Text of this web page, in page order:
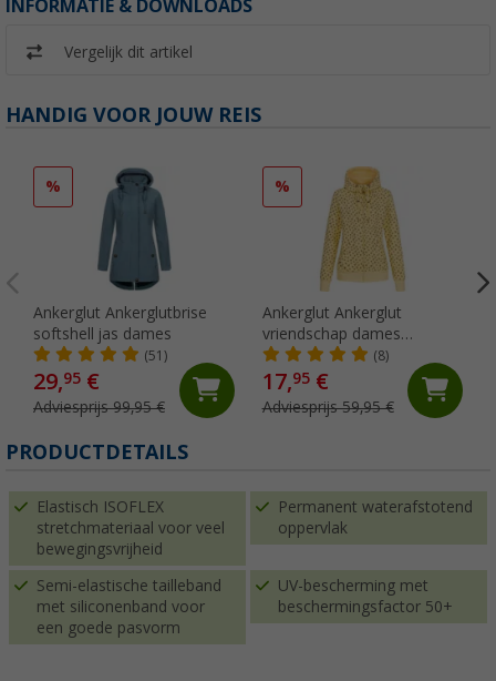
INFORMATIE & DOWNLOADS
Vergelijk dit artikel
HANDIG VOOR JOUW REIS
%
Ankerglut Ankerglutbrise
softshell jas dames
(51)
29,95 €
Adviesprijs 99,95 €
%
Ankerglut Ankerglut
vriendschap dames
sweatshirt jas
(8)
17,95€
Adviesprijs 59,95 €
PRODUCTDETAILS
Elastisch ISOFLEX
stretchmateriaal voor veel
bewegingsvrijheid
Permanent waterafstotend
oppervlak
Semi-elastische tailleband
met siliconenband voor
een goede pasvorm
UV-bescherming met
beschermingsfactor 50+